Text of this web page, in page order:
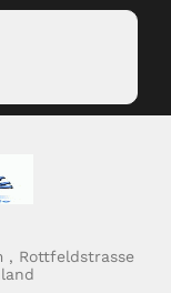
, Rottfeldstrasse